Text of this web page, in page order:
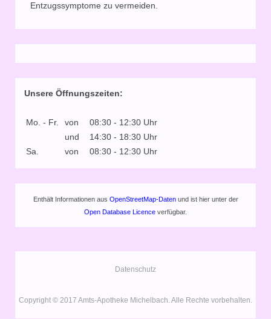
Entzugssymptome zu vermeiden.
Unsere Öffnungszeiten:
Mo. - Fr. von
08:30 - 12:30 Uhr
und
14:30 - 18:30 Uhr
Sa.
von 08:30 - 12:30 Uhr
Enthält Informationen aus OpenStreetMap-Daten und ist hier unter der
Open Database Licence verfügbar.
Datenschutz
Copyright © 2017 Amts-Apotheke Michelbach. Alle Rechte vorbehalten.